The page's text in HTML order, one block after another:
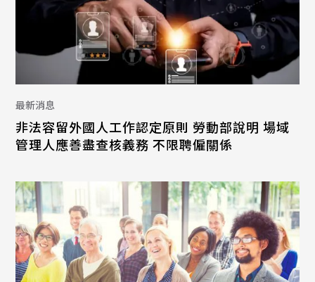
最新消息
非法容留外國人工作認定原則 勞動部說明 場域
管理人應善盡查核義務 不限聘僱關係